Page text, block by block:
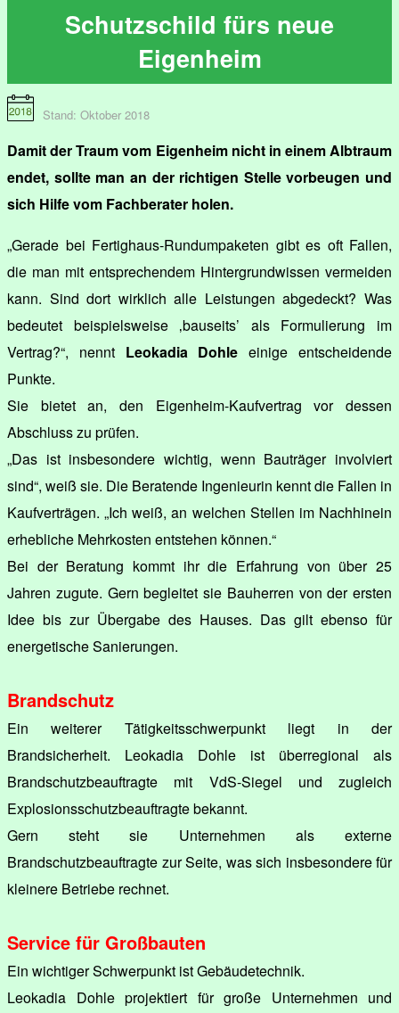
Schutzschild fürs neue
Eigenheim
Stand: Oktober 2018
Damit der Traum vom Eigenheim nicht in einem Albtraum
endet, sollte man an der richtigen Stelle vorbeugen und
sich Hilfe vom Fachberater holen.
„Gerade bei Fertighaus-Rundumpaketen gibt es oft Fallen,
die man mit entsprechendem Hintergrundwissen vermeiden
kann. Sind dort wirklich alle Leistungen abgedeckt? Was
bedeutet beispielsweise ‚bauseits’ als Formulierung im
Vertrag?“, nennt Leokadia Dohle einige entscheidende
Punkte.
Sie bietet an, den Eigenheim-Kaufvertrag vor dessen
Abschluss zu prüfen.
„Das ist insbesondere wichtig, wenn Bauträger involviert
sind“, weiß sie. Die Beratende Ingenieurin kennt die Fallen in
Kaufverträgen. „Ich weiß, an welchen Stellen im Nachhinein
erhebliche Mehrkosten entstehen können.“
Bei der Beratung kommt ihr die Erfahrung von über 25
Jahren zugute. Gern begleitet sie Bauherren von der ersten
Idee bis zur Übergabe des Hauses. Das gilt ebenso für
energetische Sanierungen.
Brandschutz
Ein weiterer Tätigkeitsschwerpunkt liegt in der
Brandsicherheit. Leokadia Dohle ist überregional als
Brandschutzbeauftragte mit VdS-Siegel und zugleich
Explosionsschutzbeauftragte bekannt.
Gern steht sie Unternehmen als externe
Brandschutzbeauftragte zur Seite, was sich insbesondere für
kleinere Betriebe rechnet.
Service für Großbauten
Ein wichtiger Schwerpunkt ist Gebäudetechnik.
Leokadia Dohle projektiert für große Unternehmen und